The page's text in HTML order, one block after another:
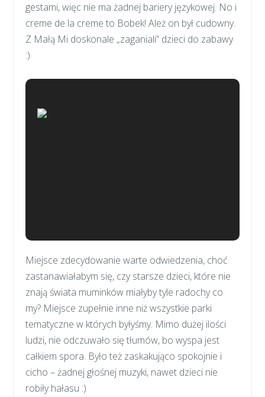
gestami, więc nie ma żadnej bariery językowej. No i
creme de la creme to Bobek! Ależ on był cudowny.
Z Małą Mi doskonale „zaganiali” dzieci do zabawy
:)
Miejsce zdecydowanie warte odwiedzenia, choć
zastanawiałabym się, czy starsze dzieci, które nie
znają świata muminków miałyby tyle radochy co
my? Miejsce zupełnie inne niż wszystkie parki
tematyczne w których byłyśmy. Mimo dużej ilości
ludzi, nie odczuwało się tłumów, bo wyspa jest
całkiem spora. Było też zaskakująco spokojnie i
cicho – żadnej głośnej muzyki, nawet dzieci nie
robiły hałasu :)